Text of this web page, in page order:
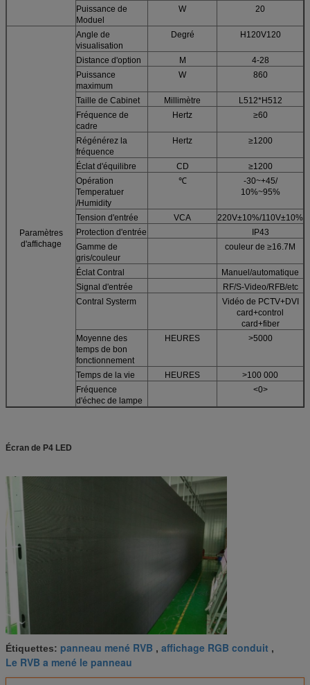
Puissance de
Moduel
W 20
Paramètres
d'affichage
Angle de
visualisation
Degré H120V120
Distance d'option M
4-28
Puissance
maximum
W 860
Taille de Cabinet Millimètre
L512*H512
Fréquence de
cadre
Hertz ≥60
Régénérez la
fréquence
Hertz ≥1200
Éclat d'équilibre CD
≥1200
Opération
Temperatuer
/Humidity
℃
-30~+45/
10%~95%
Tension d'entrée VCA
220V±10%/110V±10%
Protection d'entrée
IP43
Gamme de
gris/couleur
couleur de ≥16.7M
Éclat Contral
Manuel/automatique
Signal d'entrée
RF/S-Video/RFB/etc
Contral Systerm
Vidéo de PCTV+DVI
card+control
card+fiber
Moyenne des
temps de bon
fonctionnement
HEURES >5000
Temps de la vie HEURES
>100 000
Fréquence
d'échec de lampe
<0>
Écran de P4 LED
Étiquettes: panneau mené RVB , affichage RGB conduit ,
Le RVB a mené le panneau